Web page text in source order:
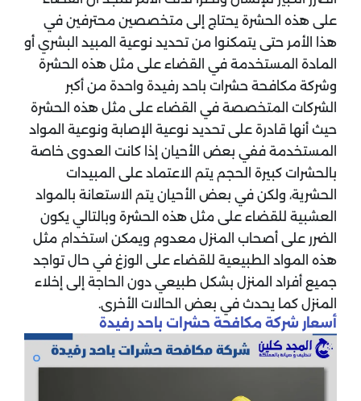
على هذه الحشرة يحتاج إلى متخصصين محترفين في
هذا الأمر حتى يتمكنوا من تحديد نوعية المبيد البشري أو
المادة المستخدمة في القضاء على مثل هذه الحشرة
وشركة مكافحة حشرات باحد رفيدة واحدة من أكبر
الشركات المتخصصة في القضاء على مثل هذه الحشرة
حيث أنها قادرة على تحديد نوعية الإصابة ونوعية المواد
المستخدمة ففي بعض الأحيان إذا كانت العدوى خاصة
بالحشرات كبيرة الحجم يتم الاعتماد على المبيدات
الحشرية، ولكن في بعض الأحيان يتم الاستعانة بالمواد
العشبية للقضاء على مثل هذه الحشرة وبالتالي يكون
الضرر على أصحاب المنزل معدوم ويمكن استخدام مثل
هذه المواد الطبيعية للقضاء على الوزغ في حال تواجد
جميع أفراد المنزل بشكل طبيعي دون الحاجة إلى إخلاء
المنزل كما يحدث في بعض الحالات الأخرى.
‏أسعار شركة مكافحة حشرات باحد رفيدة